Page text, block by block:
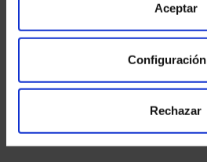
para más información.
Aceptar
Configuración
Rechazar